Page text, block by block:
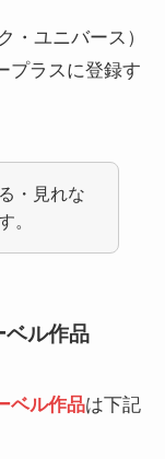
・ユニバース）
プラスに登録す
・見れな
。
ベル作品
ベル作品は下記